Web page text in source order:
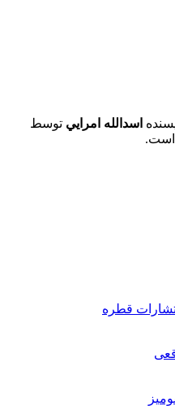
اسدالله امرايي توسط
است.
قطره